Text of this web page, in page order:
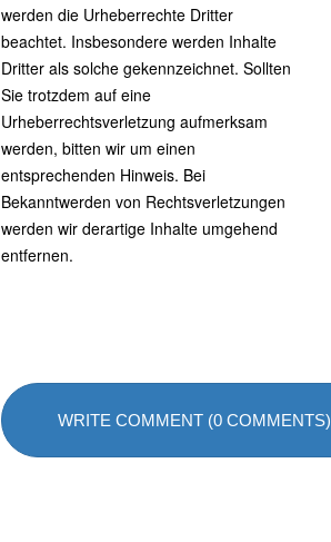
werden die Urheberrechte Dritter
beachtet. Insbesondere werden Inhalte
Dritter als solche gekennzeichnet. Sollten
Sie trotzdem auf eine
Urheberrechtsverletzung aufmerksam
werden, bitten wir um einen
entsprechenden Hinweis. Bei
Bekanntwerden von Rechtsverletzungen
werden wir derartige Inhalte umgehend
entfernen.
WRITE COMMENT (0 COMMENTS)